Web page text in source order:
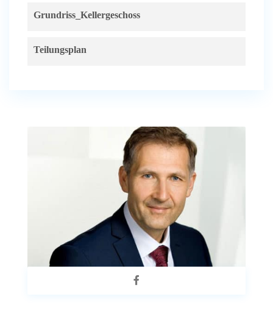
Grundriss_Kellergeschoss
Teilungsplan